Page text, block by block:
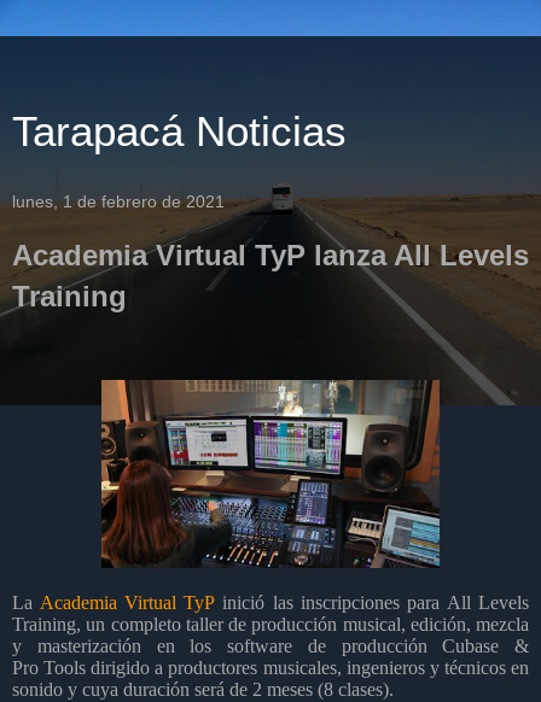
Tarapacá Noticias
lunes, 1 de febrero de 2021
Academia Virtual TyP lanza All Levels
Training
LaAcademia Virtual TyP inició las inscripciones para All Levels
Training, un completo taller de producción musical, edición, mezcla
y masterización en los software de producción Cubase &
Pro Tools dirigido a productores musicales, ingenieros y técnicos en
sonido y cuya duración será de 2 meses (8 clases).